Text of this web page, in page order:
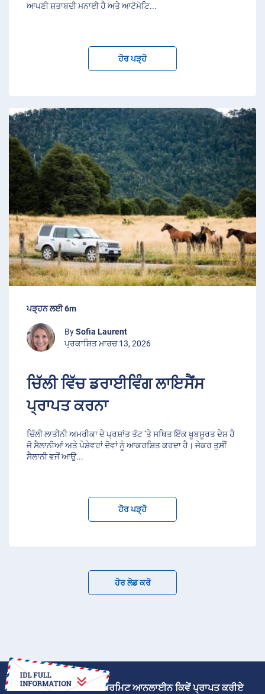
ਆਪਣੀ ਸ਼ਤਾਬਦੀ ਮਨਾਈ ਹੈ ਅਤੇ ਆਟੋਮੋਟਿ...
ਹੋਰ ਪੜ੍ਹੋ
ਪੜ੍ਹਨ ਲਈ 6m
BySofia Laurent
ਪ੍ਰਕਾਸ਼ਿਤ ਮਾਰਚ 13, 2026
ਚਿੱਲੀ ਵਿੱਚ ਡਰਾਈਵਿੰਗ ਲਾਇਸੈਂਸ
ਪ੍ਰਾਪਤ ਕਰਨਾ
ਚਿੱਲੀ ਲਾਤੀਨੀ ਅਮਰੀਕਾ ਦੇ ਪ੍ਰਸ਼ਾਂਤ ਤੱਟ ‘ਤੇ ਸਥਿਤ ਇੱਕ ਖੂਬਸੂਰਤ ਦੇਸ਼ ਹੈ
ਜੋ ਸੈਲਾਨੀਆਂ ਅਤੇ ਪੇਸ਼ੇਵਰਾਂ ਦੋਵਾਂ ਨੂੰ ਆਕਰਸ਼ਿਤ ਕਰਦਾ ਹੈ। ਜੇਕਰ ਤੁਸੀਂ
ਸੈਲਾਨੀ ਵਜੋਂ ਆਉ...
ਹੋਰ ਪੜ੍ਹੋ
ਹੋਰ ਲੋਡ ਕਰੋ
ਅੰਤਰਰਾਸ਼ਟਰੀ ਡਰਾਈਵਿੰਗ ਪਰਮਿਟ ਆਨਲਾਈਨ ਕਿਵੇਂ ਪ੍ਰਾਪਤ ਕਰੀਏ